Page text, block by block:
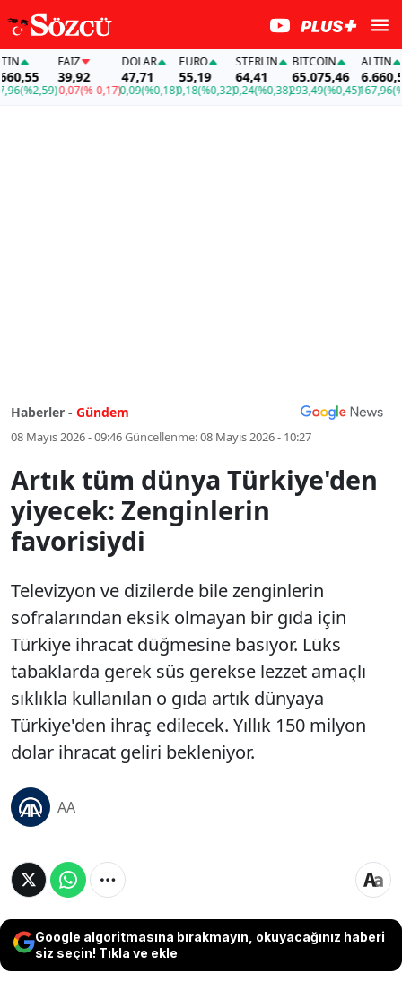
39,92
-0,07(%-0,17)
DOLAR
47,71
0,09(%0,18)
EURO
55,19
0,18(%0,32)
STERLIN
64,41
0,24(%0,38)
BITCOIN
65.075,46
293,49(%0,45)
ALTIN
6.660,55
167,96
Haberler - Gündem
08 Mayıs 2026 - 09:46Güncellenme:08 Mayıs 2026 - 10:27
Artık tüm dünya Türkiye'den
yiyecek: Zenginlerin
favorisiydi
Televizyon ve dizilerde bile zenginlerin
sofralarından eksik olmayan bir gıda için
Türkiye ihracat düğmesine basıyor. Lüks
tabaklarda gerek süs gerekse lezzet amaçlı
sıklıkla kullanılan o gıda artık dünyaya
Türkiye'den ihraç edilecek. Yıllık 150 milyon
dolar ihracat geliri bekleniyor.
AA
Google algoritmasına bırakmayın, okuyacağınız haberi
siz seçin! Tıkla ve ekle